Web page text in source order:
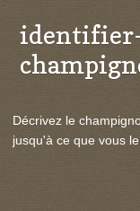
Aller
à
la
Aller
au
contenu
Actualités
Décrivez le
jusqu'à ce que vous